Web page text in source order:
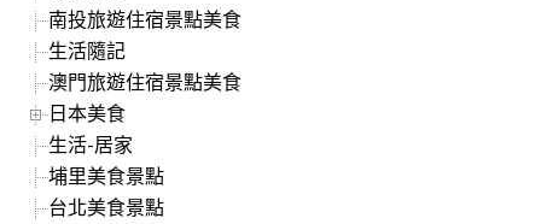
南投旅遊住宿景點美食
生活隨記
澳門旅遊住宿景點美食
日本美食
生活-居家
埔里美食景點
台北美食景點